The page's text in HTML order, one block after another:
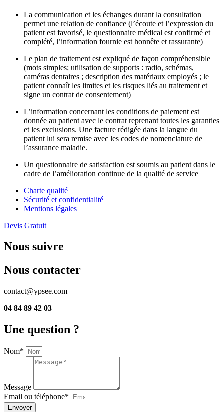
La communication et les échanges durant la consultation
permet une relation de confiance (l’écoute et l’expression du
patient est favorisé, le questionnaire médical est confirmé et
complété, l’information fournie est honnête et rassurante)
Le plan de traitement est expliqué de façon compréhensible
(mots simples; utilisation de supports : radio, schémas,
caméras dentaires ; description des matériaux employés ; le
patient connaît les limites et les risques liés au traitement et
signe un contrat de consentement)
L’information concernant les conditions de paiement est
donnée au patient avec le contrat reprenant toutes les garanties
et les exclusions. Une facture rédigée dans la langue du
patient lui sera remise avec les codes de nomenclature de
l’assurance maladie.
Un questionnaire de satisfaction est soumis au patient dans le
cadre de l’amélioration continue de la qualité de service
Charte qualité
Sécurité et confidentialité
Mentions légales
Devis Gratuit
Nous suivre
Nous contacter
contact@ypsee.com
04 84 89 42 03
Une question ?
Nom*
Message
Email ou téléphone*
Envoyer